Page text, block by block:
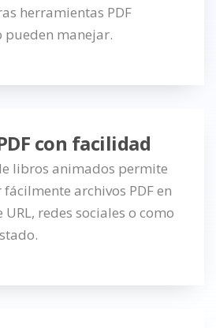
herramientas PDF
pueden manejar.
con facilidad
libros animados permite
archivos PDF en
redes sociales o como